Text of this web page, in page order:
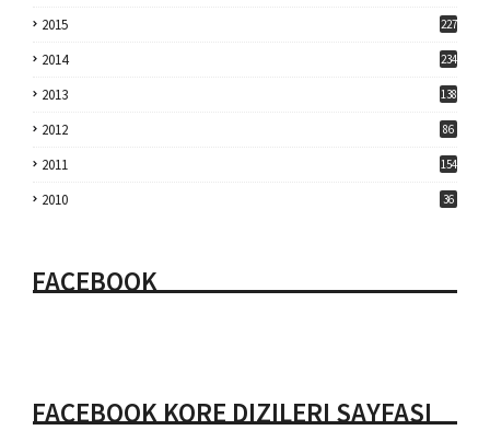
2015 227
2014 234
2013 138
2012 86
2011 154
2010 36
FACEBOOK
FACEBOOK KORE DIZILERI SAYFASI